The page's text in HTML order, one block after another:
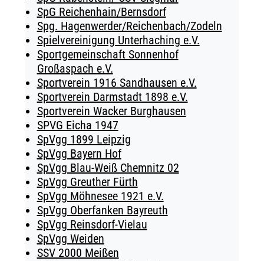
SpG Reichenhain/Bernsdorf
Spg. Hagenwerder/Reichenbach/Zodeln
Spielvereinigung Unterhaching e.V.
Sportgemeinschaft Sonnenhof
Großaspach e.V.
Sportverein 1916 Sandhausen e.V.
Sportverein Darmstadt 1898 e.V.
Sportverein Wacker Burghausen
SPVG Eicha 1947
SpVgg 1899 Leipzig
SpVgg Bayern Hof
SpVgg Blau-Weiß Chemnitz 02
SpVgg Greuther Fürth
SpVgg Möhnesee 1921 e.V.
SpVgg Oberfanken Bayreuth
SpVgg Reinsdorf-Vielau
SpVgg Weiden
SSV 2000 Meißen